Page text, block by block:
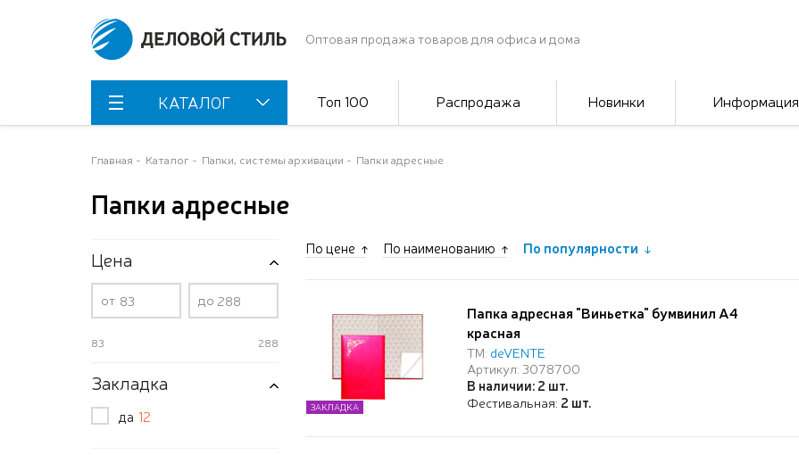
Оптовая продажа товаров для офиса и дома
КАТАЛОГ Топ 100 Распродажа Новинки Информация
Главная Каталог Папки, системы архивации Папки адресные
Папки адресные
Цена
от до
83 288
Закладка
да 12
По цене По наименованию По популярности
Папка адресная "Виньетка" бумвинил А4
красная
ТМ: deVENTE
Артикул: 3078700
В наличии: 2 шт.
Фестивальная: 2 шт.
ЗАКЛАДКА